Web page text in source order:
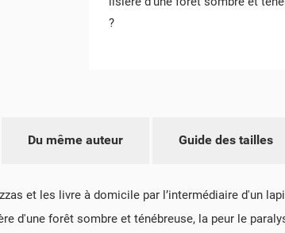
?
Du même auteur Guide des tailles
et les livre à domicile par l’intermédiaire d'un
d'une forêt sombre et ténébreuse, la peur le
add_circle_outline CRÉER UNE NOUVELLE LISTE